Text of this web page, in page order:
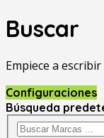
Buscar
Empiece a
Configuraciones
Búsqueda